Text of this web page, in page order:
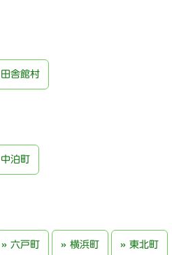
田舎館村
中泊町
六戸町 横浜町 東北町